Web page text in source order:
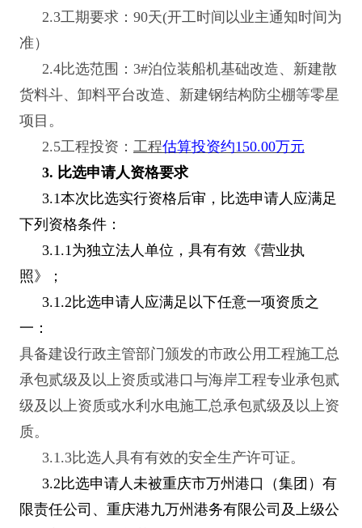
2.3工期要求：90天(开工时间以业主通知时间为
准）
2.4比选范围：3#泊位装船机基础改造、新建散
货料斗、卸料平台改造、新建钢结构防尘棚等零星
项目。
2.5工程投资： 工程估算投资约150.00万元
3. 比选申请人资格要求
3.1本次比选实行资格后审，比选申请人应满足
下列资格条件：
3.1.1为独立法人单位，具有有效《营业执
照》；
3.1.2 比选申请人应满足以下任意一项资质之
一：
具备建设行政主管部门颁发的市政公用工程施工总
承包贰级及以上资质或港口与海岸工程专业承包贰
级及以上资质或水利水电施工总承包贰级及以上资
质。
3.1.3比选人具有有效的安全生产许可证。
3.2 比选申请人未被重庆市万州港口（集团）有
限责任公司、重庆港九万州港务有限公司及上级公